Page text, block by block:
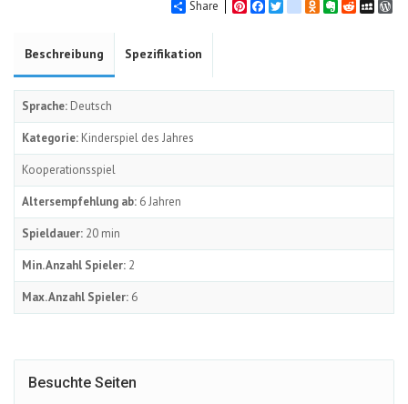
Share PinterestFacebook
Twittergoogle_bookmarks
Odnoklassniki
Evernote
Reddit
Beschreibung Spezifikation
Sprache: Deutsch
Kategorie: Kinderspiel des Jahres
Kooperationsspiel
Altersempfehlung ab: 6 Jahren
Spieldauer: 20 min
Min. Anzahl Spieler: 2
Max. Anzahl Spieler: 6
Besuchte Seiten